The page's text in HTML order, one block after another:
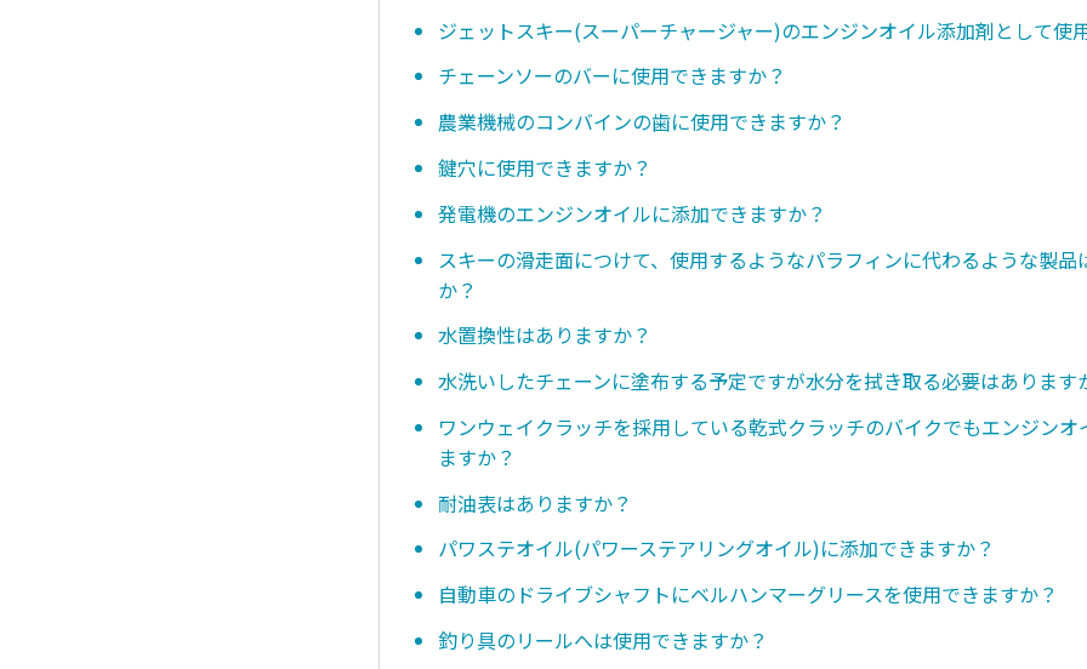
ジェットスキー(スーパーチャージャー)のエンジンオイル添加剤として使
チェーンソーのバーに使用できますか？
農業機械のコンバインの歯に使用できますか？
鍵穴に使用できますか？
発電機のエンジンオイルに添加できますか？
スキーの滑走面につけて、使用するようなパラフィンに代わるような製品
か？
水置換性はありますか？
水洗いしたチェーンに塗布する予定ですが水分を拭き取る必要はあります
ワンウェイクラッチを採用している乾式クラッチのバイクでもエンジンオ
ますか？
耐油表はありますか？
パワステオイル(パワーステアリングオイル)に添加できますか？
自動車のドライブシャフトにベルハンマーグリースを使用できますか？
釣り具のリールへは使用できますか？